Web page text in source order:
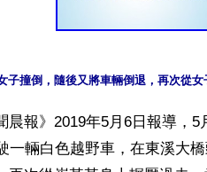
晨報》2019年5月6日報導，
一輛白色越野車，在東溪大